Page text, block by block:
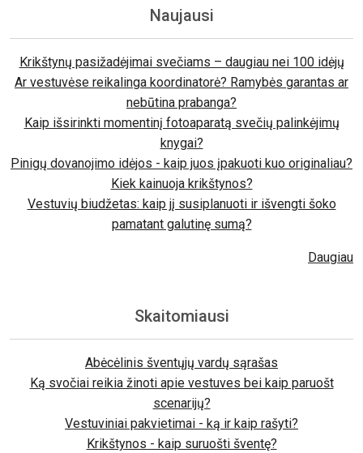
Naujausi
Krikštynų pasižadėjimai svečiams – daugiau nei 100 idėjų
Ar vestuvėse reikalinga koordinatorė? Ramybės garantas ar
nebūtina prabanga?
Kaip išsirinkti momentinį fotoaparatą svečių palinkėjimų
knygai?
Pinigų dovanojimo idėjos - kaip juos įpakuoti kuo originaliau?
Kiek kainuoja krikštynos?
Vestuvių biudžetas: kaip jį susiplanuoti ir išvengti šoko
pamatant galutinę sumą?
Daugiau
Skaitomiausi
Abėcėlinis šventųjų vardų sąrašas
Ką svočiai reikia žinoti apie vestuves bei kaip paruošt
scenarijų?
Vestuviniai pakvietimai - ką ir kaip rašyti?
Krikštynos - kaip suruošti šventę?